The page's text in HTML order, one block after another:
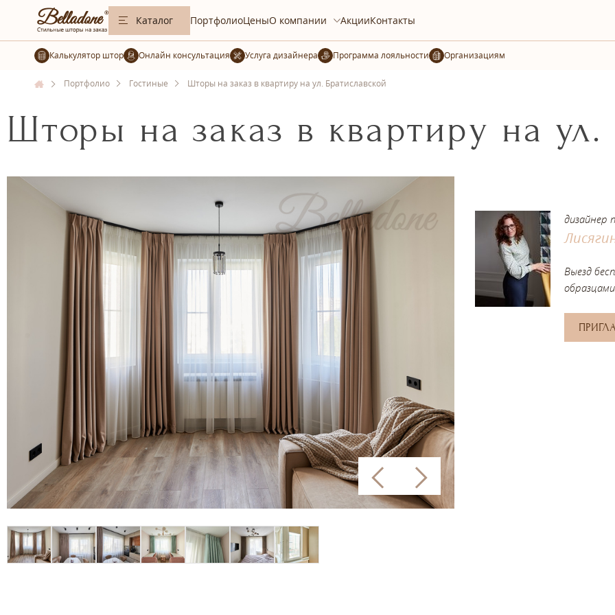
Каталог ПортфолиоЦеныО компании АкцииКонтакты
Калькулятор штор Услуга дизайнера Организациям
Портфолио Гостиные Шторы на заказ в квартиру на ул. Братиславской
Шторы на заказ в квартиру на ул.
дизайнер
Выезд